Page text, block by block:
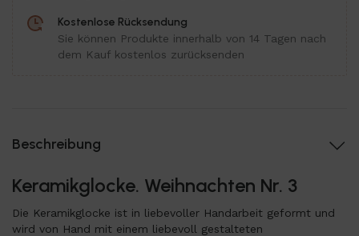
Kostenlose Rücksendung
Sie können Produkte innerhalb von 14 Tagen nach
dem Kauf kostenlos zurücksenden
Beschreibung
Keramikglocke. Weihnachten Nr. 3
Die Keramikglocke ist in liebevoller Handarbeit geformt und
wird von Hand mit einem liebevoll gestalteten